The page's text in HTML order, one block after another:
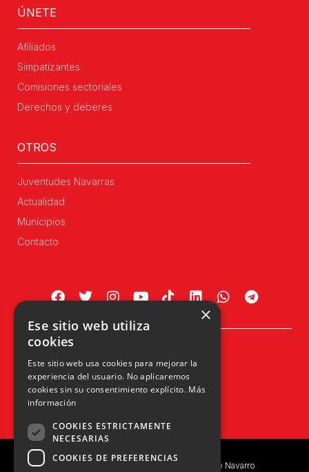
ÚNETE
Afiliados
Simpatizantes
Comisiones sectoriales
Derechos y deberes
OTROS
Juventudes Navarras
Actualidad
Municipios
Contacto
31002 Pamplona, Navarra
info@upn.org · 948 223 402
Copyright © 2026 UPN | Unión del Pueblo Navarro
×
Ese sitio web utiliza
cookies
Este sitio web usa cookies para mejorar la
experiencia del usuario. No aplicaremos
cookies sin su consentimiento explícito. Más
información
COOKIES ESTRICTAMENTE
NECESARIAS
COOKIES DE PREFERENCIAS